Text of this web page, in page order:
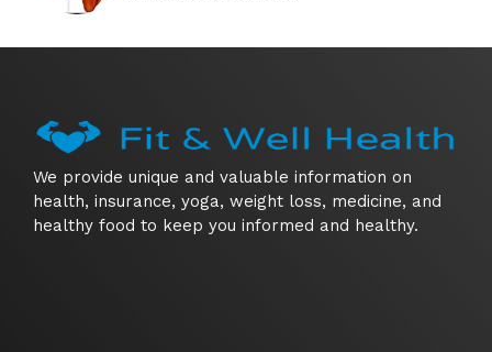
We provide unique and valuable information on
health, insurance, yoga, weight loss, medicine, and
healthy food to keep you informed and healthy.